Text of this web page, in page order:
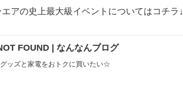
アの史上最大級イベントについてはコチラ↓
FOUND | なんなんブログ
ッズと家電をおトクに買いたい☆